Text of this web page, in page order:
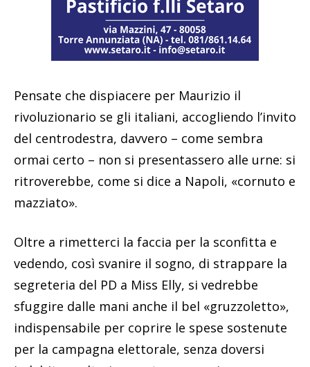
Pensate che dispiacere per Maurizio il
rivoluzionario se gli italiani, accogliendo l’invito
del centrodestra, davvero – come sembra
ormai certo – non si presentassero alle urne: si
ritroverebbe, come si dice a Napoli, «cornuto e
mazziato».
Oltre a rimetterci la faccia per la sconfitta e
vedendo, così svanire il sogno, di strappare la
segreteria del PD a Miss Elly, si vedrebbe
sfuggire dalle mani anche il bel «gruzzoletto»,
indispensabile per coprire le spese sostenute
per la campagna elettorale, senza doversi